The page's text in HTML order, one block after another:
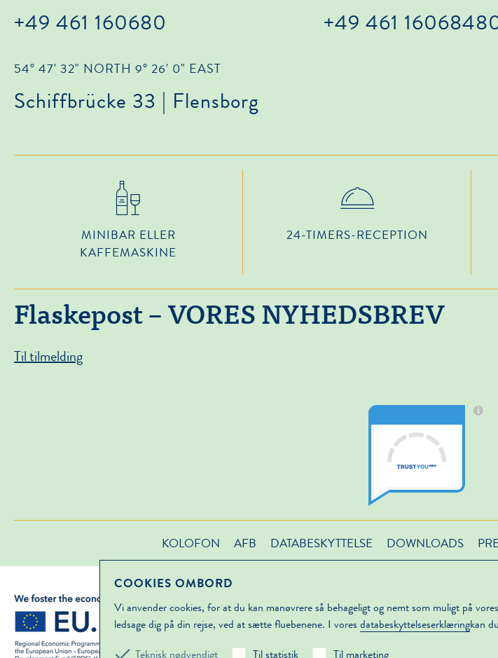
+49 461 160680 +49 461
54° 47' 32" NORTH 9° 26' 0" EAST
Schiffbrücke 33 | Flensborg
MINIBAR ELLER
KAFFEMASKINE
24-TIMERS-RECEPTION
Flaskepost – VORES NYHEDSBREV
Til tilmelding
KOLOFON AFB DATABESKYTTELSE DOWNLOADS
COOKIES OMBORD
Vi anvender cookies, for at du kan manøvrere så behageligt og nemt som muligt på
ledsage dig på din rejse, ved at sætte fluebenene. I vores databeskyttelseserklæringkan
Teknisk nødvendigt
Til statistik Til marketing